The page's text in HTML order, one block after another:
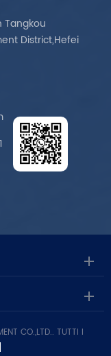
Tangkou
District,Hefei
CO.,LTD.. TUTTI I